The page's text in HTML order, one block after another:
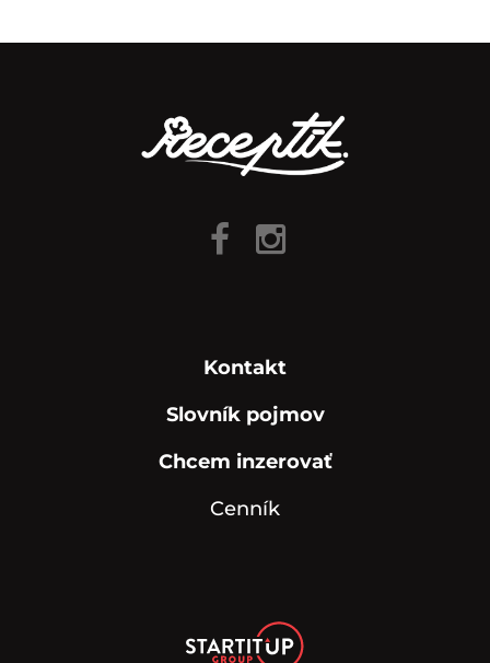
Kontakt
Slovník pojmov
Chcem inzerovať
Cenník